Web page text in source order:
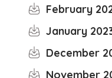
February
January
December
November